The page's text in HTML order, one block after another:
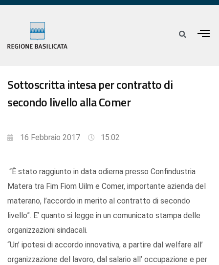
Sottoscritta intesa per contratto di
secondo livello alla Comer
16 Febbraio 2017 15:02
“È stato raggiunto in data odierna presso Confindustria
Matera tra Fim Fiom Uilm e Comer, importante azienda del
materano, l’accordo in merito al contratto di secondo
livello”. E’ quanto si legge in un comunicato stampa delle
organizzazioni sindacali.
“Un’ ipotesi di accordo innovativa, a partire dal welfare all’
organizzazione del lavoro, dal salario all’ occupazione e per